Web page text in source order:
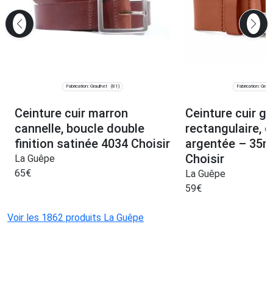
Fabrication: Graulhet (81)
Ceinture cuir marron
cannelle, boucle double
finition satinée 4034 Choisir
La Guêpe
65€
Fabrication:
Ceinture cuir
rectangulaire,
argentée –
Choisir
La Guêpe
59€
Voir les 1862 produits La Guêpe